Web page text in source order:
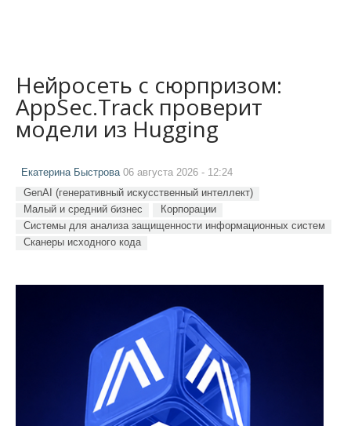
Нейросеть с сюрпризом:
AppSec.Track проверит
модели из Hugging
Екатерина Быстрова 06 августа 2026 - 12:24
GenAI (генеративный искусственный интеллект)
Малый и средний бизнес
Корпорации
Системы для анализа защищенности информационных систем
Сканеры исходного кода